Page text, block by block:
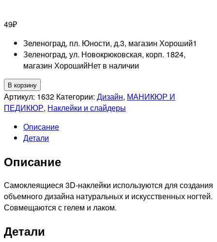
49₽
Зеленоград, пл. Юности, д.3, магазин Хороший1
Зеленоград, ул. Новокрюковская, корп. 1824,
магазин ХорошийНет в наличии
Количество
товара
RUNAIL
для
дизайна
3D
В корзину
Артикул: 1632 Категории: Дизайн, МАНИКЮР И
ПЕДИКЮР, Наклейки и слайдеры
Описание
Детали
Описание
Самоклеящиеся 3D-наклейки используются для создания
объемного дизайна натуральных и искусственных ногтей.
Совмещаются с гелем и лаком.
Детали